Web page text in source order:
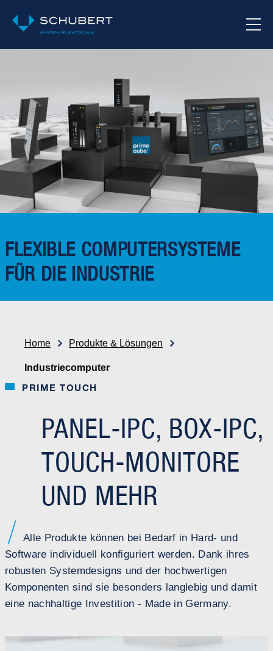
FLEXIBLE COMPUTERSYSTEME
FÜR DIE INDUSTRIE
Home Produkte & Lösungen
Industriecomputer
PRIME TOUCH
PANEL-IPC, BOX-IPC,
TOUCH-MONITORE
UND MEHR
Alle Produkte können bei Bedarf in Hard- und
Software individuell konfiguriert werden. Dank ihres
robusten Systemdesigns und der hochwertigen
Komponenten sind sie besonders langlebig und damit
eine nachhaltige Investition - Made in Germany.